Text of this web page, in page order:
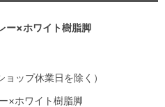
ップ休業日を除く）
×ホワイト樹脂脚
ー×ホワイト樹脂脚